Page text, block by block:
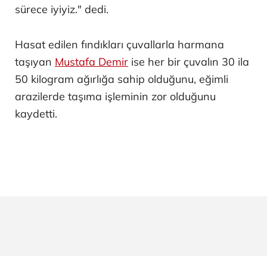
sürece iyiyiz." dedi.
Hasat edilen fındıkları çuvallarla harmana
taşıyan Mustafa Demir ise her bir çuvalın 30 ila
50 kilogram ağırlığa sahip olduğunu, eğimli
arazilerde taşıma işleminin zor olduğunu
kaydetti.